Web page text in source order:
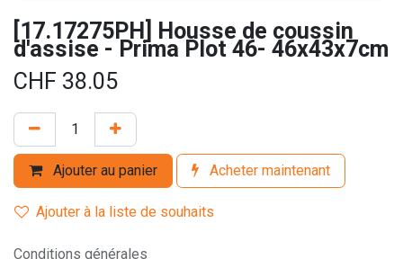
[17.17275PH] Housse de coussin
d'assise - Prima Plot 46- 46x43x7cm
CHF 38.05
Ajouter au panier Acheter maintenant
Ajouter à la liste de souhaits
Conditions générales